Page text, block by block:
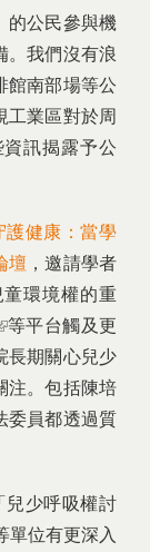
的公民參與機
。我們沒有浪
館南部場等公
工業區對於周
訊揭露予公
護健康：當學
壇 ，邀請學者
環境權的重
is external)
等平台觸及更
長期關心兒少
注。包括陳培
委員都透過質
兒少呼吸權討
單位有更深入